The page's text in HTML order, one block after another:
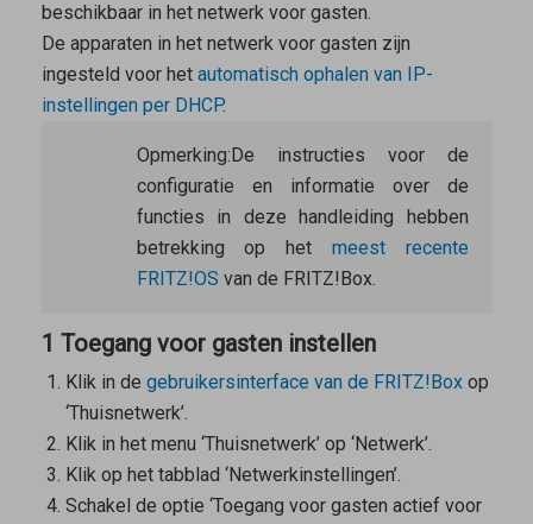
beschikbaar in het netwerk voor gasten.
De apparaten in het netwerk voor gasten zijn
ingesteld voor het automatisch ophalen van IP-
instellingen per DHCP.
Opmerking: De instructies voor de
configuratie en informatie over de
functies in deze handleiding hebben
betrekking op het meest recente
FRITZ!OS van de FRITZ!Box.
1 Toegang voor gasten instellen
Klik in de gebruikersinterface van de FRITZ!Boxop
‘Thuisnetwerk’.
Klik in het menu ‘Thuisnetwerk’ op ‘Netwerk’.
Klik op het tabblad ‘Netwerkinstellingen’.
Schakel de optie ‘Toegang voor gasten actief voor